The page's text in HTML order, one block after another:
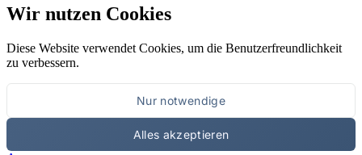
Wir nutzen Cookies
Diese Website verwendet Cookies, um die Benutzerfreundlichkeit
zu verbessern.
Nur notwendige
Alles akzeptieren